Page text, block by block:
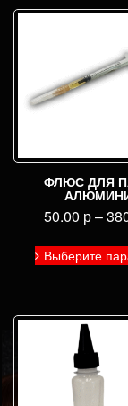
ФЛЮС ДЛЯ
50.00 р–
Выберите